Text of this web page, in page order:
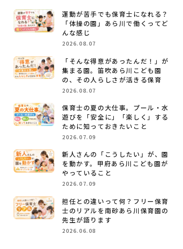
先輩保育士の声
コラム
求人一覧
園のご案内
お仕事説明会
運動が苦手でも保育士になれる？
「体操の園」あら川で働くってど
んな感じ
2026.08.07
「そんな得意があったんだ！」が
集まる園。笛吹あら川こども園
の、その人らしさが活きる保育
2026.08.07
保育士の夏の大仕事。プール・水
遊びを「安全に」「楽しく」する
ために知っておきたいこと
2026.07.09
新人さんの「こうしたい」が、園
を動かす。甲府あら川こども園が
やっていること
2026.07.09
担任との違いって何？フリー保育
士のリアルを南砂あら川保育園の
先生が語ります
2026.06.08